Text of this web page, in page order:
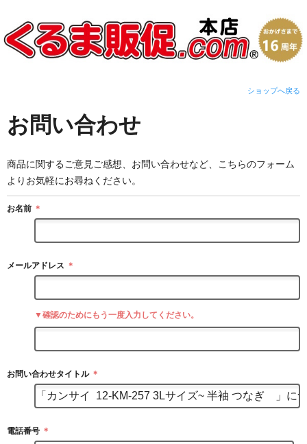
ショップへ戻る
お問い合わせ
商品に関するご意見ご感想、お問い合わせなど、こちらのフォーム
よりお気軽にお尋ねください。
お名前 ＊
メールアドレス ＊
▼確認のためにもう一度入力してください。
お問い合わせタイトル ＊
電話番号 ＊